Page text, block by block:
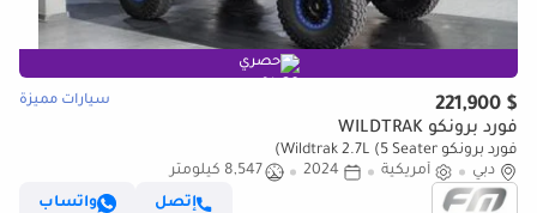
حصري
$ 221,900 سيارات مميزة
فورد برونكو WILDTRAK
فورد برونكو Wildtrak 2.7L (5 Seater)
دبي
أمريكية 2024
8,547 كيلومتر
إتصل
واتساب